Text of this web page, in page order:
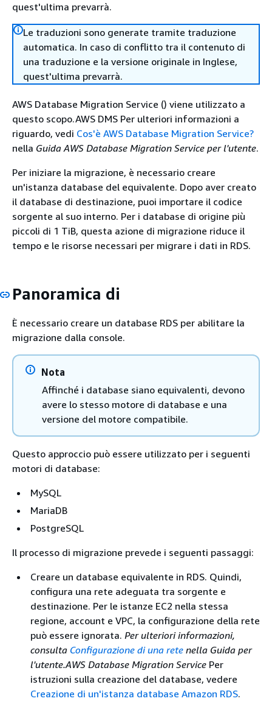
quest'ultima prevarrà.
Le traduzioni sono generate tramite traduzione
automatica. In caso di conflitto tra il contenuto di
una traduzione e la versione originale in Inglese,
quest'ultima prevarrà.
AWS Database Migration Service () viene utilizzato a
questo scopo.AWS DMS Per ulteriori informazioni a
riguardo, vedi Cos'è AWS Database Migration Service?
nella Guida AWS Database Migration Service per l'utente.
Per iniziare la migrazione, è necessario creare
un'istanza database del equivalente. Dopo aver creato
il database di destinazione, puoi importare il codice
sorgente al suo interno. Per i database di origine più
piccoli di 1 TiB, questa azione di migrazione riduce il
tempo e le risorse necessari per migrare i dati in RDS.
Panoramica di
È necessario creare un database RDS per abilitare la
migrazione dalla console.
Nota
Affinché i database siano equivalenti, devono
avere lo stesso motore di database e una
versione del motore compatibile.
Questo approccio può essere utilizzato per i seguenti
motori di database:
MySQL
MariaDB
PostgreSQL
Il processo di migrazione prevede i seguenti passaggi:
Creare un database equivalente in RDS. Quindi,
configura una rete adeguata tra sorgente e
destinazione. Per le istanze EC2 nella stessa
regione, account e VPC, la configurazione della rete
può essere ignorata. Per ulteriori informazioni,
consulta Configurazione di una rete nella Guida per
l'utente.AWS Database Migration Service Per
istruzioni sulla creazione del database, vedere
Creazione di un'istanza database Amazon RDS.